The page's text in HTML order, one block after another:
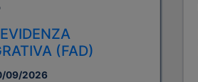
(FAD)
09/2026